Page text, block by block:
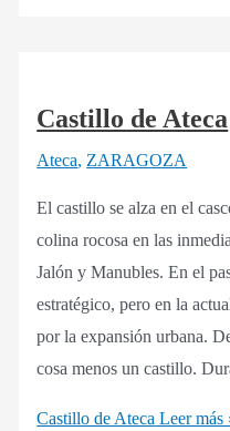
Castillo de Ateca
Ateca,ZARAGOZA
El castillo se alza en el
colina rocosa en las
Jalón y Manubles. En el
estratégico, pero en la
por la expansión urbana.
cosa menos un castillo.
Castillo de Ateca Leer más